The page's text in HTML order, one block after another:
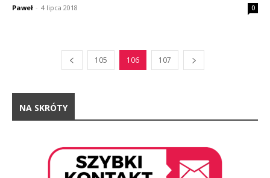
Paweł - 4 lipca 2018 0
105 106 107
NA SKRÓTY